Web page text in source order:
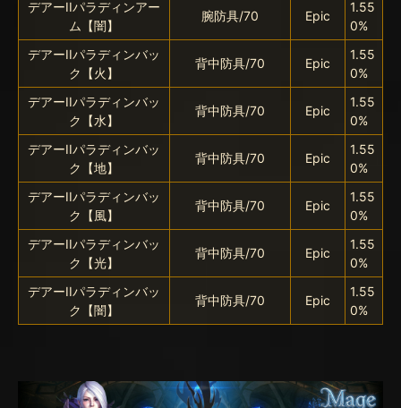
デアーIIパラディンアー
ム【闇】
腕防具/70 Epic
1.55
0%
デアーIIパラディンバッ
ク【火】
背中防具/70 Epic
1.55
0%
デアーIIパラディンバッ
ク【水】
背中防具/70 Epic
1.55
0%
デアーIIパラディンバッ
ク【地】
背中防具/70 Epic
1.55
0%
デアーIIパラディンバッ
ク【風】
背中防具/70 Epic
1.55
0%
デアーIIパラディンバッ
ク【光】
背中防具/70 Epic
1.55
0%
デアーIIパラディンバッ
ク【闇】
背中防具/70 Epic
1.55
0%